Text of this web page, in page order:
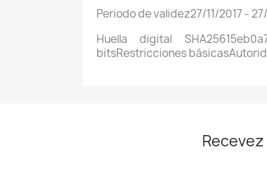
Periodo de validez27/11/2017 -
Huella digital
bitsRestricciones